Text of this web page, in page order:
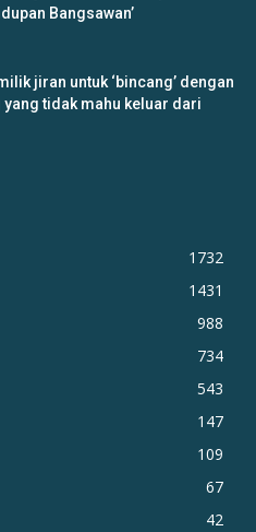
Bangsawan’
jiran untuk ‘bincang’ dengan
yang tidak mahu keluar dari
1732
1431
988
734
543
147
109
67
42